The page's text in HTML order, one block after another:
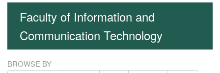
Faculty of Information and
Communication Technology
BROWSE BY